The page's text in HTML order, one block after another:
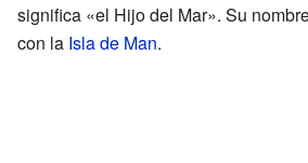
significa «el Hijo del Mar». Su
con la Isla de Man.